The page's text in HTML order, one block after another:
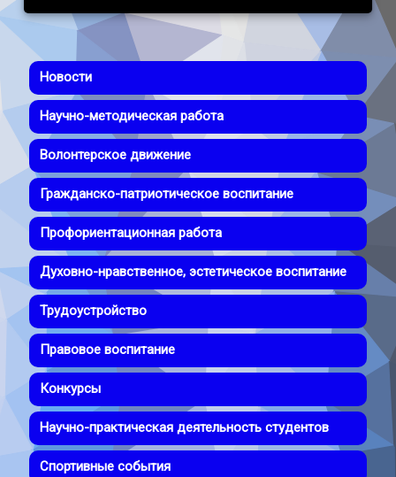
Новости
Научно-методическая работа
Волонтерское движение
Гражданско-патриотическое воспитание
Профориентационная работа
Духовно-нравственное, эстетическое воспитание
Трудоустройство
Правовое воспитание
Конкурсы
Научно-практическая деятельность студентов
Спортивные события